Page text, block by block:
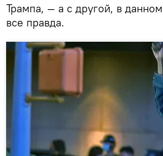
Трампа, — а с другой, в
все правда.